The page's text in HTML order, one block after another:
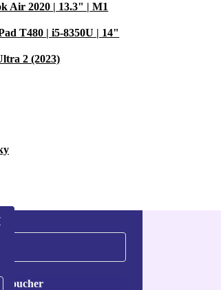
Air 2020 | 13.3" | M1
T480 | i5-8350U | 14"
2 (2023)
voucher